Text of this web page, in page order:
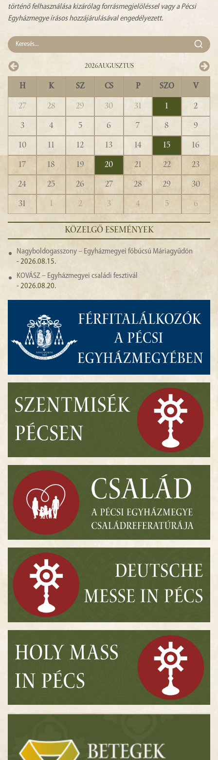
történő felhasználása kizárólag forrásmegjelöléssel vagy a Pécsi
Egyházmegye írásos hozzájárulásával engedélyezett.
2026Augusztus
H K SZ CS P SZO V
27 28 29 30 31 1
2
3
4 5 6 7 8
9
10
11 12 13 14 15
16
17
18 19 20 21 22
23
24
25 26 27 28 29
30
31
1 2 3 4 5 6
KÖZELGŐ ESEMÉNYEK
Nagyboldogasszony – Egyházmegyei főbúcsú Máriagyűdön
- 2026.08.15.
KOVÁSZ – Egyházmegyei családi fesztivál
- 2026.08.20.